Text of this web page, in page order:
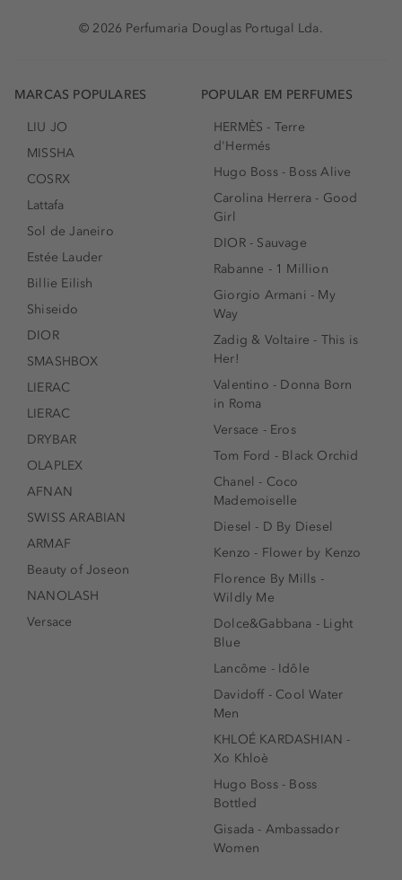
© 2026 Perfumaria Douglas Portugal Lda.
MARCAS POPULARES
LIU JO
MISSHA
COSRX
Lattafa
Sol de Janeiro
Estée Lauder
Billie Eilish
Shiseido
DIOR
SMASHBOX
LIERAC
LIERAC
DRYBAR
OLAPLEX
AFNAN
SWISS ARABIAN
ARMAF
Beauty of Joseon
NANOLASH
Versace
POPULAR EM PERFUMES
HERMÈS - Terre
d'Hermés
Hugo Boss - Boss Alive
Carolina Herrera - Good
Girl
DIOR - Sauvage
Rabanne - 1 Million
Giorgio Armani - My
Way
Zadig & Voltaire - This is
Her!
Valentino - Donna Born
in Roma
Versace - Eros
Tom Ford - Black Orchid
Chanel - Coco
Mademoiselle
Diesel - D By Diesel
Kenzo - Flower by Kenzo
Florence By Mills -
Wildly Me
Dolce&Gabbana - Light
Blue
Lancôme - Idôle
Davidoff - Cool Water
Men
KHLOÉ KARDASHIAN -
Xo Khloè
Hugo Boss - Boss
Bottled
Gisada - Ambassador
Women